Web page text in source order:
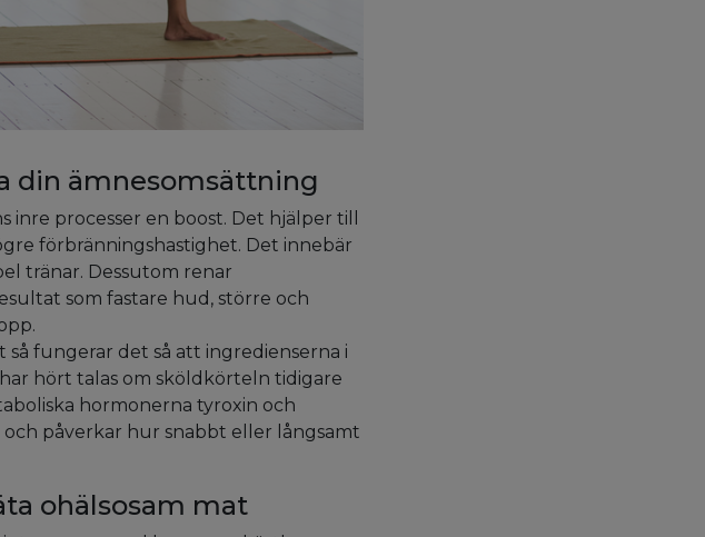
din ämnesomsättning
processer en boost. Det hjälper till
förbränningshastighet. Det innebär
tränar. Dessutom renar
som fastare hud, större och
fungerar det så att ingredienserna i
hört talas om sköldkörteln tidigare
hormonerna tyroxin och
påverkar hur snabbt eller långsamt
ohälsosam mat